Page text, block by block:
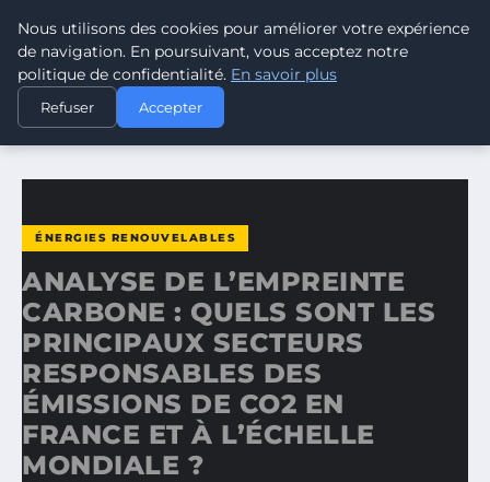
CLIMATE GUARDIAN
ACCUEIL
ÉNERGIES RENOUVELABLES
ANALYSE DE L’EMPREINTE CARBONE : QUELS SONT LES…
ÉNERGIES RENOUVELABLES
ANALYSE DE L’EMPREINTE
CARBONE : QUELS SONT LES
PRINCIPAUX SECTEURS
RESPONSABLES DES
ÉMISSIONS DE CO2 EN
FRANCE ET À L’ÉCHELLE
MONDIALE ?
Nous utilisons des cookies pour améliorer votre expérience
de navigation. En poursuivant, vous acceptez notre
politique de confidentialité. En savoir plus
Refuser Accepter